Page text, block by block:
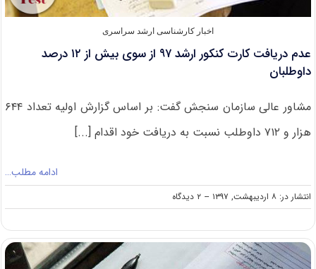
اخبار کارشناسی ارشد سراسری
عدم دریافت کارت کنکور ارشد ۹۷ از سوی بیش از ۱۲ درصد
داوطلبان
مشاور عالی سازمان سنجش گفت: بر اساس گزارش اولیه تعداد ۶۴۴
هزار و ۷۱۲ داوطلب نسبت به دریافت خود اقدام [...]
ادامه مطلب…
انتشار در: ۸ اردیبهشت, ۱۳۹۷ -- ۲ دیدگاه
on
عدم
کارت